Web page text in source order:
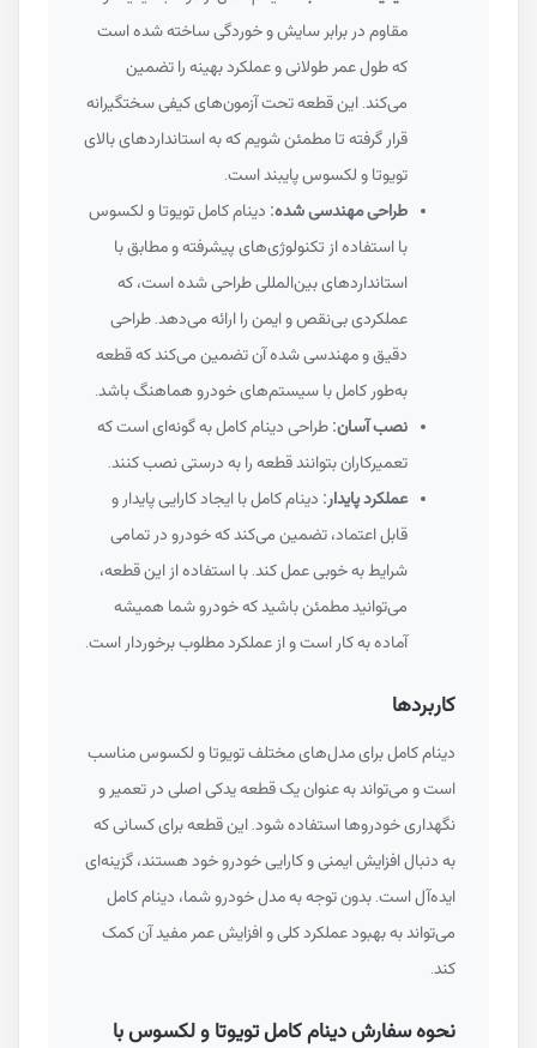
مقاوم در برابر سایش و خوردگی ساخته شده است
که طول عمر طولانی و عملکرد بهینه را تضمین
می‌کند. این قطعه تحت آزمون‌های کیفی سختگیرانه
قرار گرفته تا مطمئن شویم که به استانداردهای بالای
تویوتا و لکسوس پایبند است.
طراحی مهندسی شده:دینام کامل تویوتا و لکسوس
با استفاده از تکنولوژی‌های پیشرفته و مطابق با
استانداردهای بین‌المللی طراحی شده است، که
عملکردی بی‌نقص و ایمن را ارائه می‌دهد. طراحی
دقیق و مهندسی شده آن تضمین می‌کند که قطعه
به‌طور کامل با سیستم‌های خودرو هماهنگ باشد.
نصب آسان:طراحی دینام کامل به گونه‌ای است که
تعمیرکاران بتوانند قطعه را به درستی نصب کنند.
عملکرد پایدار:دینام کامل با ایجاد کارایی پایدار و
قابل اعتماد، تضمین می‌کند که خودرو در تمامی
شرایط به خوبی عمل کند. با استفاده از این قطعه،
می‌توانید مطمئن باشید که خودرو شما همیشه
آماده به کار است و از عملکرد مطلوب برخوردار است.
کاربردها
دینام کامل برای مدل‌های مختلف تویوتا و لکسوس مناسب
است و می‌تواند به عنوان یک قطعه یدکی اصلی در تعمیر و
نگهداری خودروها استفاده شود. این قطعه برای کسانی که
به دنبال افزایش ایمنی و کارایی خودرو خود هستند، گزینه‌ای
ایده‌آل است. بدون توجه به مدل خودرو شما، دینام کامل
می‌تواند به بهبود عملکرد کلی و افزایش عمر مفید آن کمک
نحوه سفارش دینام کامل تویوتا و لکسوس با